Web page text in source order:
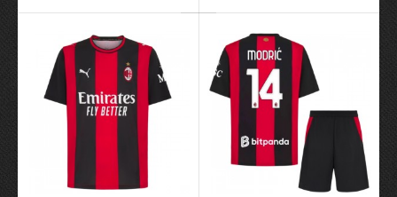
AC Fiorentina Hjemme
2026-27 - Barn Draktsett
720NOK 305NOK
AC Milan Hjemme 2026-
27 - Barn Draktsett
720NOK 305NOK